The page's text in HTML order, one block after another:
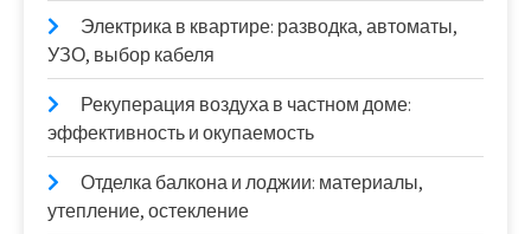
Электрика в квартире: разводка, автоматы,
УЗО, выбор кабеля
Рекуперация воздуха в частном доме:
эффективность и окупаемость
Отделка балкона и лоджии: материалы,
утепление, остекление